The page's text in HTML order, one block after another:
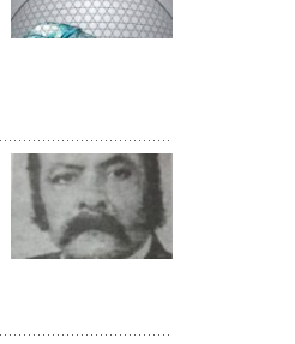
۲۲ آبان ۱۴۰۴
۱۲ آبان ۱۴۰۴